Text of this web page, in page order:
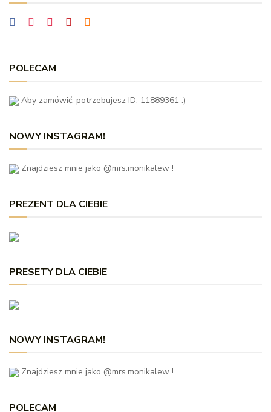
POLECAM
Aby zamówić, potrzebujesz ID: 11889361 :)
NOWY INSTAGRAM!
Znajdziesz mnie jako @mrs.monikalew !
PREZENT DLA CIEBIE
PRESETY DLA CIEBIE
NOWY INSTAGRAM!
Znajdziesz mnie jako @mrs.monikalew !
POLECAM